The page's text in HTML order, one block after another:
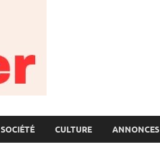
SOCIÉTÉ CULTURE ANNONCES